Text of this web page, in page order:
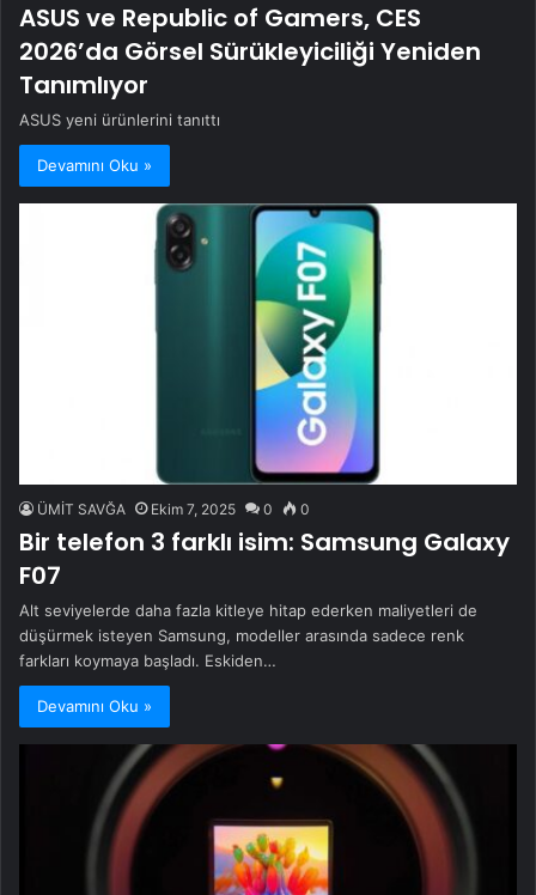
ASUS ve Republic of Gamers, CES
2026’da Görsel Sürükleyiciliği Yeniden
Tanımlıyor
ASUS yeni ürünlerini tanıttı
Devamını Oku »
ÜMİT SAVĞA Ekim 7, 2025 0 0
Bir telefon 3 farklı isim: Samsung Galaxy
F07
Alt seviyelerde daha fazla kitleye hitap ederken maliyetleri de
düşürmek isteyen Samsung, modeller arasında sadece renk
farkları koymaya başladı. Eskiden…
Devamını Oku »